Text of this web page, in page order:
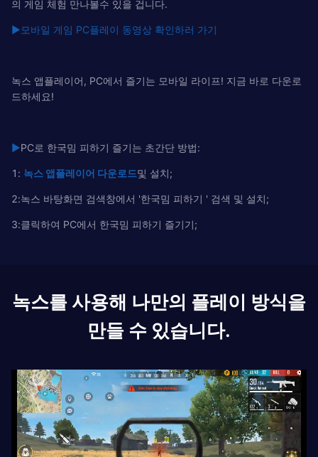
의 게임 체험 만나볼수 있을 겁니다.
▶모바일 게임 PC플레이 동영상 확인하러 가기
녹스 앱플레이어, PC에서 즐기는 모바일 라이프! 지금 바로 다운로
드하세요!
▶PC로 한국밈 피하기 즐기는 초간단 방법:
1: 녹스 앱플레이어 다운로드및 설치;
2:녹스 바탕화면 검색창에서 '한국밈 피하기 ' 검색 및 설치;
3:클릭하여 PC에서 한국밈 피하기 즐기기;
녹스를 사용해 나만의 플레이 방식을
만들 수 있습니다.